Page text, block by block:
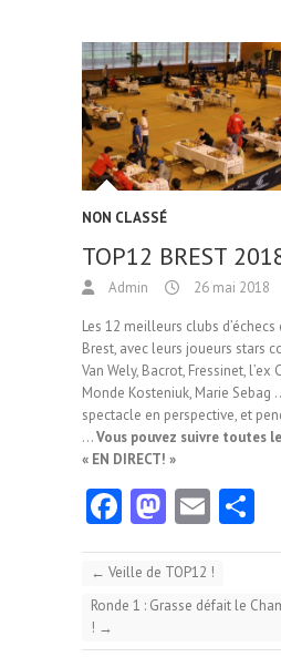
NON CLASSÉ
TOP12 BREST
Admin 26 mai 2018
Les 12 meilleurs clubs d’échecs
Brest, avec leurs joueurs stars
Van Wely, Bacrot, Fressinet, l’ex
Monde Kosteniuk, Marie Sebag
spectacle en perspective, et
…Vous pouvez suivre toutes
« EN DIRECT! »
Fa
ce
b
o
M
as
to
d
E
m
ai
l
rt
← Veille de TOP12 !
Ronde 1 : Grasse défait le
! →